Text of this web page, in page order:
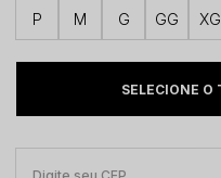
P M G GG XG